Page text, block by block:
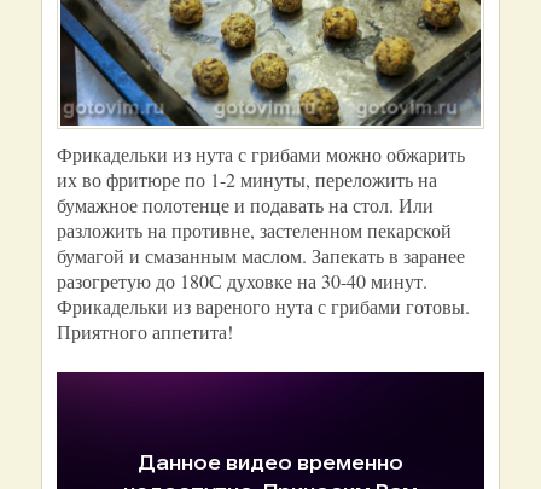
Фрикадельки из нута с грибами можно обжарить
их во фритюре по 1-2 минуты, переложить на
бумажное полотенце и подавать на стол. Или
разложить на противне, застеленном пекарской
бумагой и смазанным маслом. Запекать в заранее
разогретую до 180С духовке на 30-40 минут.
Фрикадельки из вареного нута с грибами готовы.
Приятного аппетита!